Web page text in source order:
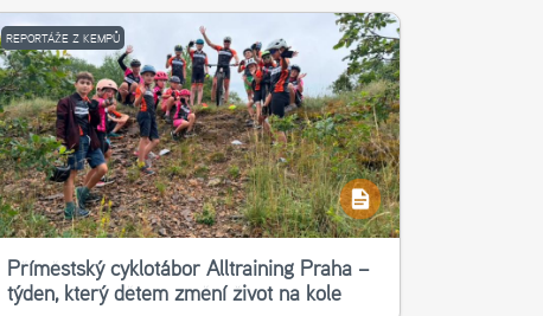
REPORTÁŽE Z KEMPŮ
Příměstský cyklotábor Alltraining Praha –
týden, který dětem změní život na kole